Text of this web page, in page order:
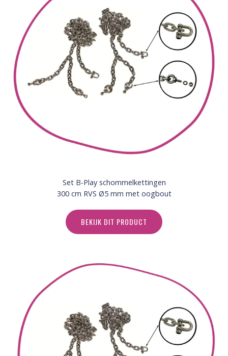
Set B-Play schommelkettingen
300 cm RVS Ø5 mm met oogbout
BEKIJK DIT PRODUCT